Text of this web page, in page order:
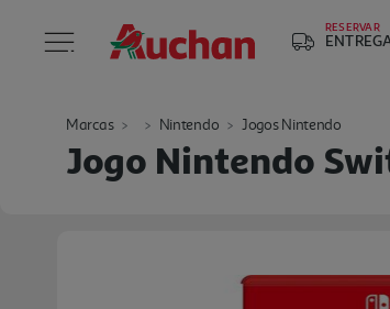
RESERVAR
Marcas Nintendo Jogos Nintendo
Jogo Nintendo